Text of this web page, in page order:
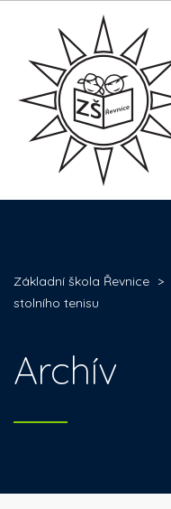
Základní škola Řevnice >
stolního tenisu
Archív